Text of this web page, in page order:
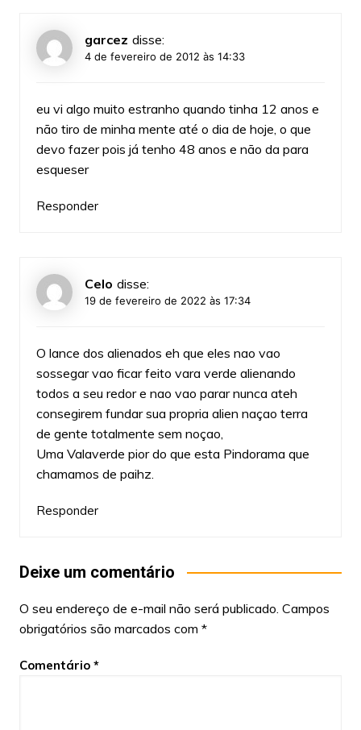
garcez disse:
4 de fevereiro de 2012 às 14:33
eu vi algo muito estranho quando tinha 12 anos e
não tiro de minha mente até o dia de hoje, o que
devo fazer pois já tenho 48 anos e não da para
esqueser
Responder
Celo disse:
19 de fevereiro de 2022 às 17:34
O lance dos alienados eh que eles nao vao
sossegar vao ficar feito vara verde alienando
todos a seu redor e nao vao parar nunca ateh
consegirem fundar sua propria alien naçao terra
de gente totalmente sem noçao,
Uma Valaverde pior do que esta Pindorama que
chamamos de paihz.
Responder
Deixe um comentário
O seu endereço de e-mail não será publicado. Campos
obrigatórios são marcados com *
Comentário *